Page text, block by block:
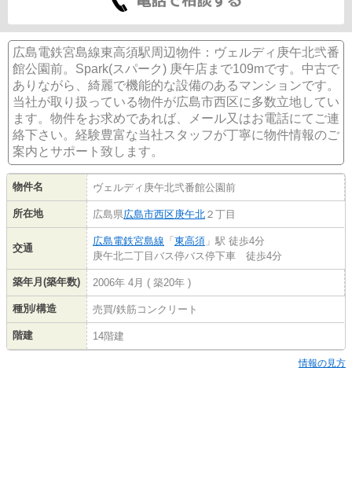
広島電鉄宮島線東高須駅周辺物件：ヴェルディ庚午北弐番
館公園前。Spark(スパーク) 庚午店まで109mです。中古で
ありながら、綺麗で機能的な設備のあるマンションです。
当社が取り扱っている物件が広島市西区に多数立地してい
ます。物件をお求めであれば、メール又はお電話にてご連
絡下さい。経験豊富な当社スタッフが丁寧に物件情報のご
案内とサポート致します。
物件名 ヴェルディ庚午北弐番館公園前
所在地 広島県広島市西区庚午北 ２丁目
交通
広島電鉄宮島線 「東高須 」駅 徒歩4分
庚午北二丁目バス停バス停下車 徒歩4分
築年月(築年数) 2006年 4月 ( 築20年 )
種別/構造 売買/鉄筋コンクリート
階建 14階建
情報の見方